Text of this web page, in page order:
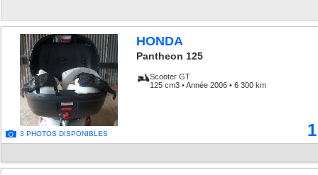
3 PHOTOS DISPONIBLES
HONDA
Pantheon 125
Scooter GT
125 cm3 • Année 2006 • 6 300 km